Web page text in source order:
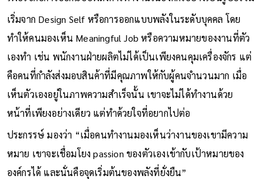
เริ่มจาก Design Self หรือการออกแบบพลังในระดับบุคคล โดย
ทำให้คนมองเห็น Meaningful Job หรือความหมายของงานที่ตัว
เองทำ เช่น พนักงานฝ่ายผลิตไม่ได้เป็นเพียงคนคุมเครื่องจักร แต่
คือคนที่กำลังส่งมอบสินค้าที่มีคุณภาพให้กับผู้คนจำนวนมาก เมื่อ
เห็นตัวเองอยู่ในภาพความสำเร็จนั้น เขาจะไม่ได้ทำงานด้วย
หน้าที่เพียงอย่างเดียว แต่ทำด้วยใจที่อยากไปต่อ
ประกรรษ์ มองว่า “เมื่อคนทำงานมองเห็นว่างานของเขามีความ
หมาย เขาจะเชื่อมโยง passion ของตัวเองเข้ากับเป้าหมายของ
องค์กรได้ และนั่นคือจุดเริ่มต้นของพลังที่ยั่งยืน”